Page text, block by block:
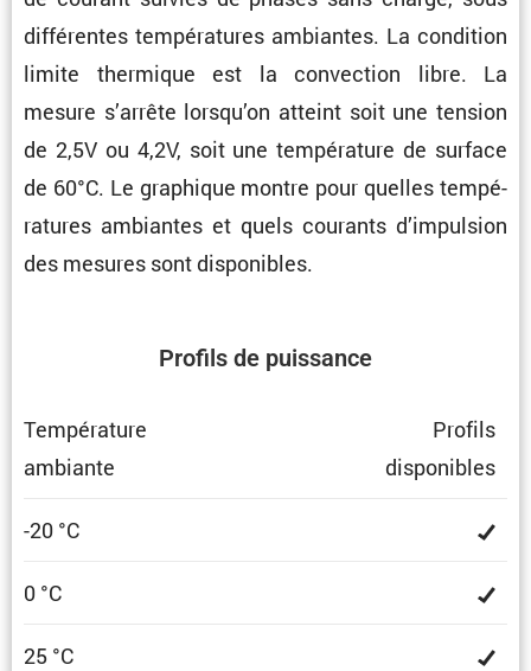
diffé­rentes tempé­ra­tures ambiantes. La condi­tion
limite thermique est la convec­tion libre. La
mesure s’arrête lorsqu’on atteint soit une tension
de 2,5V ou 4,2V, soit une tempé­ra­ture de surface
de 60°C. Le graphique montre pour quelles tempé­
ra­tures ambiantes et quels courants d’impul­sion
des mesures sont disponibles.
Profils de puissance
Tempé­ra­ture
ambiante
Profils
dispo­nibles
-20 °C
0 °C
25 °C